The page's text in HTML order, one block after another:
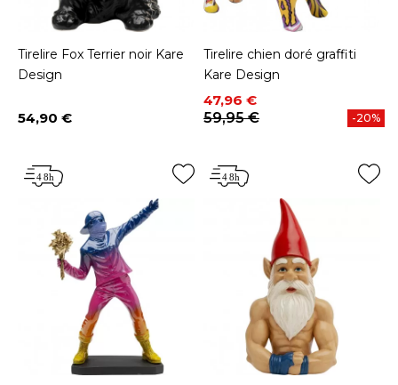
Tirelire Fox Terrier noir Kare
Design
Prix
54,90 €
Tirelire chien doré graffiti
Kare Design
Prix
47,96 €
Prix de base
59,95 €
-20%